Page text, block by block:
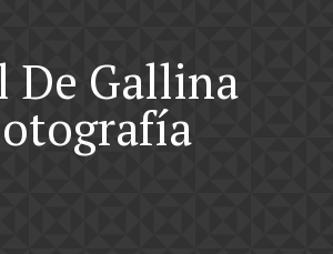
De Gallina